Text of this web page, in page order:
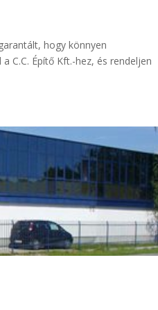
hogy könnyen
C.C. Építő Kft.-hez, és rendeljen